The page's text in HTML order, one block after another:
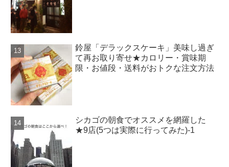
鈴屋「デラックスケーキ」美味し過ぎ
て再お取り寄せ★カロリー・賞味期
限・お値段・送料がおトクな注文方法
シカゴの朝食でオススメを網羅した
★9店(5つは実際に行ってみた)-1